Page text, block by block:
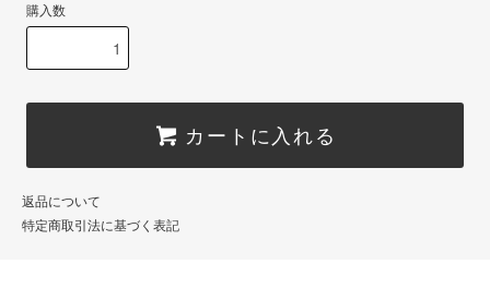
購入数
カートに入れる
返品について
特定商取引法に基づく表記